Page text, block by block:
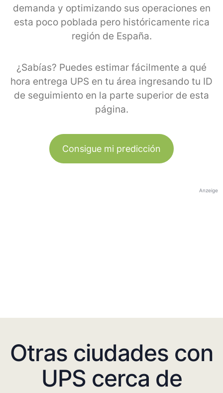
demanda y optimizando sus operaciones en
esta poco poblada pero históricamente rica
región de España.
¿Sabías? Puedes estimar fácilmente a qué
hora entrega UPS en tu área ingresando tu ID
de seguimiento en la parte superior de esta
página.
Consigue mi predicción
Anzeige
Otras ciudades con
UPS cerca de